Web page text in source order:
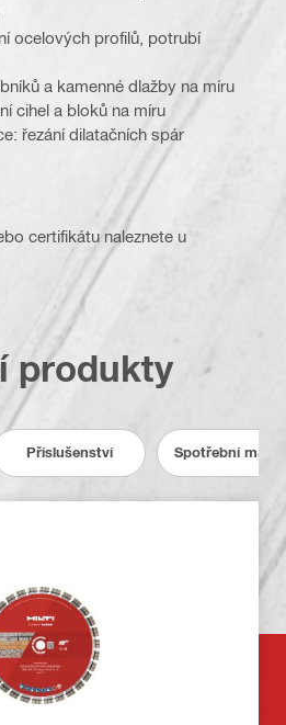
ocelových profilů, potrubí
a kamenné dlažby na míru
cihel a bloků na míru
řezání dilatačních spár
certifikátu naleznete u
produkty
Příslušenství Spotřební